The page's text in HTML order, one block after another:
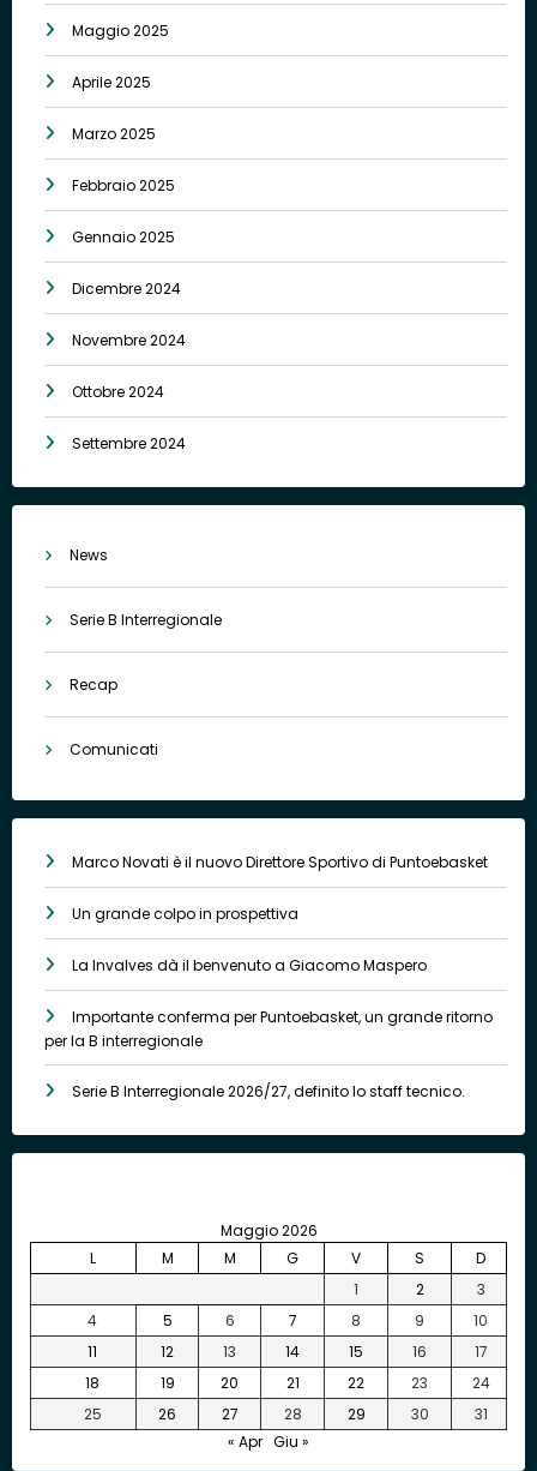
Maggio 2025
Aprile 2025
Marzo 2025
Febbraio 2025
Gennaio 2025
Dicembre 2024
Novembre 2024
Ottobre 2024
Settembre 2024
News
Serie B Interregionale
Recap
Comunicati
Marco Novati è il nuovo Direttore Sportivo di Puntoebasket
Un grande colpo in prospettiva
La Invalves dà il benvenuto a Giacomo Maspero
Importante conferma per Puntoebasket, un grande ritorno
per la B interregionale
Serie B Interregionale 2026/27, definito lo staff tecnico.
Maggio 2026
L
M M G V S
D
1
2
3
4
5 6 7 8 9
10
11
12 13 14 15 16
17
18
19 20 21 22 23
24
25
26 27 28 29 30
31
« Apr Giu »